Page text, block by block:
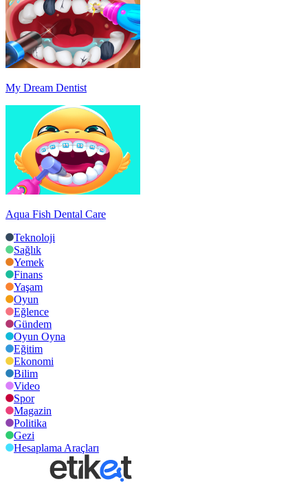
My Dream Dentist
Aqua Fish Dental Care
Teknoloji
Sağlık
Yemek
Finans
Yaşam
Oyun
Eğlence
Gündem
Oyun Oyna
Eğitim
Ekonomi
Bilim
Video
Spor
Magazin
Politika
Gezi
Hesaplama Araçları